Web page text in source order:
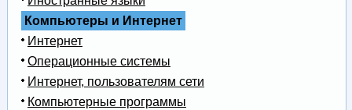
Компьютеры и Интернет
Интернет
Операционные системы
Интернет, пользователям сети
Компьютерные программы